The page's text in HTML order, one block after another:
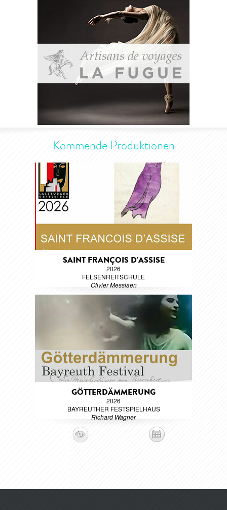
Kommende Produktionen
SAINT FRANÇOIS D'ASSISE
2026
FELSENREITSCHULE
Olivier Messiaen
GÖTTERDÄMMERUNG
2026
BAYREUTHER FESTSPIELHAUS
Richard Wagner